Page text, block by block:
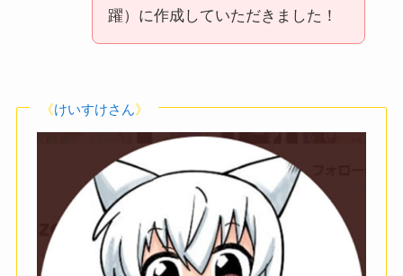
躍）に作成していただきました！
《けいすけさん》